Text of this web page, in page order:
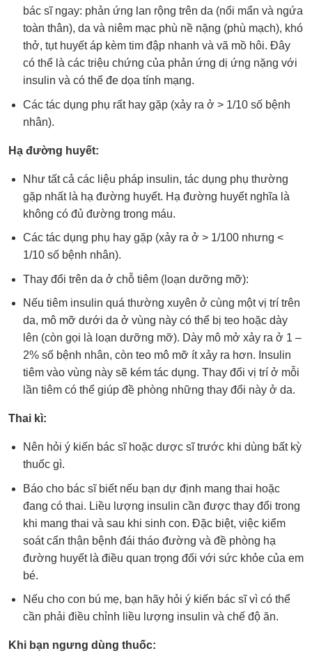
bác sĩ ngay: phản ứng lan rộng trên da (nổi mẩn và ngứa
toàn thân), da và niêm mạc phù nề nặng (phù mạch), khó
thở, tụt huyết áp kèm tim đập nhanh và vã mồ hôi. Đây
có thể là các triệu chứng của phản ứng dị ứng nặng với
insulin và có thể đe dọa tính mạng.
Các tác dụng phụ rất hay gặp (xảy ra ở > 1/10 số bệnh
nhân).
Hạ đường huyết:
Như tất cả các liệu pháp insulin, tác dụng phụ thường
gặp nhất là hạ đường huyết. Hạ đường huyết nghĩa là
không có đủ đường trong máu.
Các tác dụng phụ hay gặp (xảy ra ở > 1/100 nhưng <
1/10 số bệnh nhân).
Thay đổi trên da ở chỗ tiêm (loạn dưỡng mỡ):
Nếu tiêm insulin quá thường xuyên ở cùng một vị trí trên
da, mô mỡ dưới da ở vùng này có thể bị teo hoặc dày
lên (còn gọi là loạn dưỡng mỡ). Dày mô mở xảy ra ở 1 –
2% số bệnh nhân, còn teo mô mỡ ít xảy ra hơn. Insulin
tiêm vào vùng này sẽ kém tác dụng. Thay đổi vị trí ở mỗi
lần tiêm có thể giúp đề phòng những thay đổi này ở da.
Thai kì:
Nên hỏi ý kiến bác sĩ hoặc dược sĩ trước khi dùng bất kỳ
thuốc gì.
Báo cho bác sĩ biết nếu bạn dự định mang thai hoặc
đang có thai. Liều lượng insulin cần được thay đổi trong
khi mang thai và sau khi sinh con. Đặc biệt, việc kiểm
soát cẩn thận bệnh đái tháo đường và đề phòng hạ
đường huyết là điều quan trọng đối với sức khỏe của em
bé.
Nếu cho con bú mẹ, bạn hãy hỏi ý kiến bác sĩ vì có thể
cần phải điều chỉnh liều lượng insulin và chế độ ăn.
Khi bạn ngưng dùng thuốc: